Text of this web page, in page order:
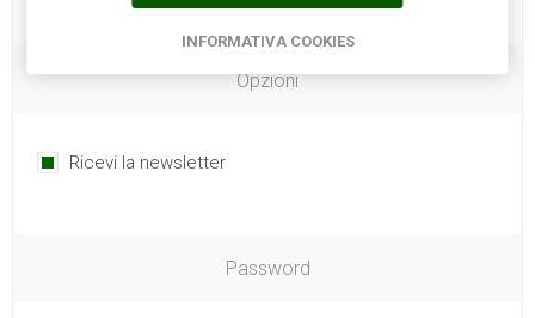
Opzioni
Ricevi la newsletter
Password
INFORMATIVA COOKIES